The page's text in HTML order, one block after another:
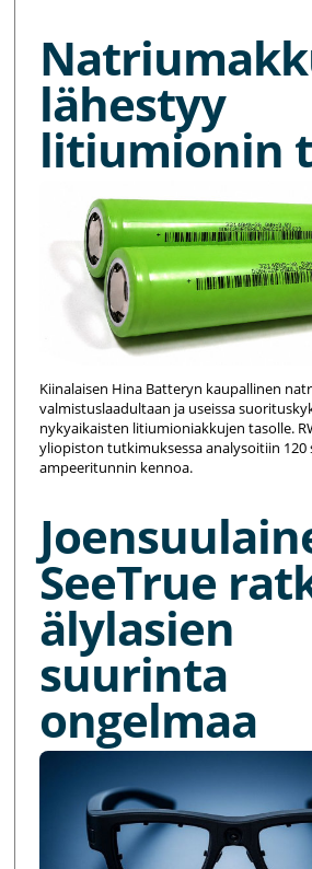
lähestyy
litiumionin
Kiinalaisen Hina Batteryn kaupallinen
valmistuslaadultaan ja useissa
nykyaikaisten litiumioniakkujen tasolle.
yliopiston tutkimuksessa analysoitiin 120
ampeeritunnin kennoa.
SeeTrue
älylasien
suurinta
ongelmaa